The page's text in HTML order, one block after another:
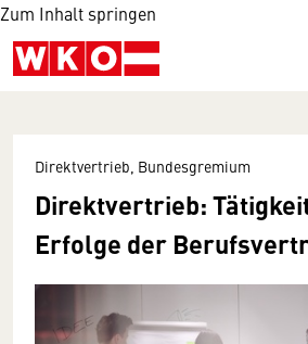
Zum Inhalt springen
Direktvertrieb, Bundesgremium
Direktvertrieb:
Erfolge der